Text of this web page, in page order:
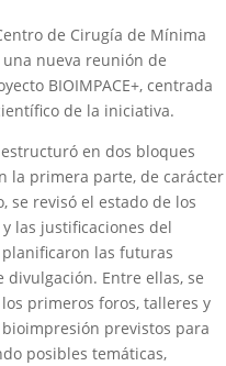
de Cirugía de Mínima
una nueva reunión de
BIOIMPACE+, centrada
de la iniciativa.
en dos bloques
la primera parte, de carácter
se revisó el estado de los
las justificaciones del
planificaron las futuras
divulgación. Entre ellas, se
primeros foros, talleres y
previstos para
posibles temáticas,